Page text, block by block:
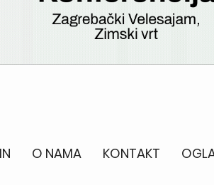
O NAMA KONTAKT